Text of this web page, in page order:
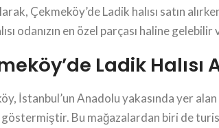
Çekmeköy’de Ladik halısı satın
odanızın en özel parçası haline
Ladik
İstanbul’un Anadolu yakasında yer
göstermiştir. Bu mağazalardan biri de